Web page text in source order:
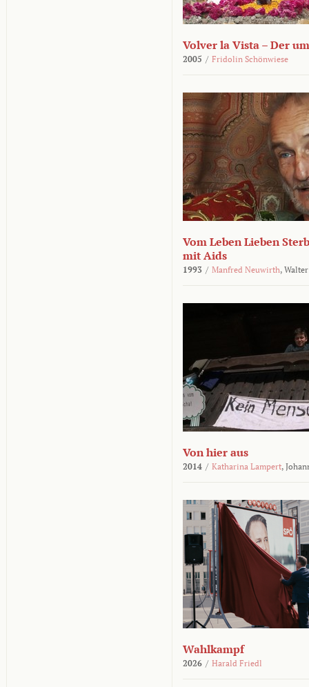
Volver la Vista – Der
2005 / Fridolin Schönwiese
Vom Leben Lieben
mit Aids
1993 / Manfred Neuwirth,
Von hier aus
2014 / Katharina Lampert,
Wahlkampf
2026 / Harald Friedl